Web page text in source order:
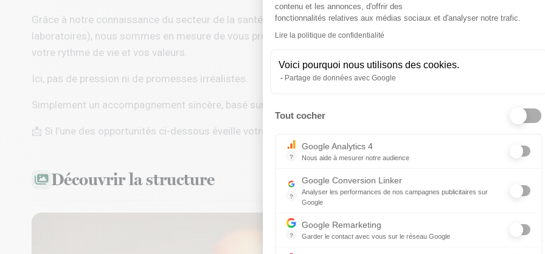
contenu et les annonces, d'offrir des
fonctionnalités relatives aux médias sociaux et d'analyser notre trafic.
Lire la politique de confidentialité
Voici pourquoi nous utilisons des cookies.
Partage de données avec Google
Tout cocher
?
Google Analytics 4
Nous aide à mesurer notre audience
?
Google Conversion Linker
Analyser les performances de nos campagnes publicitaires sur
Google
?
Google Remarketing
Garder le contact avec vous sur le réseau Google
Grâce à notre connaissance du secteur de la santé animale (cliniques indépendantes, groupements, CHV,
laboratoires), nous sommes en mesure de vous proposer des opportunités cohérentes avec vos attentes,
votre rythme de vie et vos valeurs.
Ici, pas de pression ni de promesses irréalistes.
Simplement un accompagnement sincère, basé sur l’écoute, la transparence et le respect de vos choix.
📩 Si l’une des opportunités ci-dessous éveille votre curiosité, nous serons ravis d’en discuter avec vous.
Découvrir la structure